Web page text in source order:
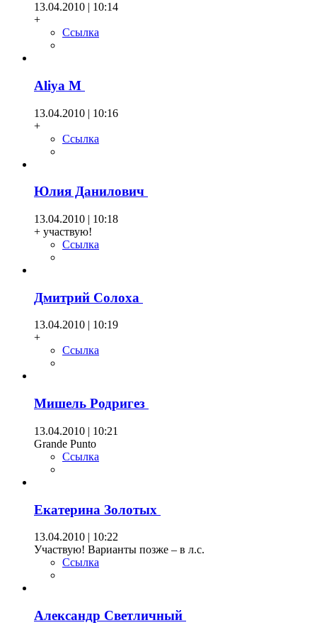
13.04.2010 | 10:14
+
Ссылка
Aliya М
13.04.2010 | 10:16
+
Ссылка
Юлия Данилович
13.04.2010 | 10:18
+ участвую!
Ссылка
Дмитрий Солоха
13.04.2010 | 10:19
+
Ссылка
Мишель Родригез
13.04.2010 | 10:21
Grande Punto
Ссылка
Екатерина Золотых
13.04.2010 | 10:22
Участвую! Варианты позже – в л.с.
Ссылка
Александр Светличный